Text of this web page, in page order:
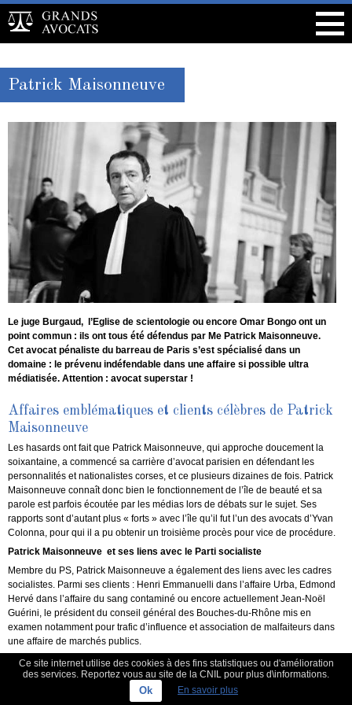
Ce site internet utilise des cookies à des fins statistiques ou d'amélioration
des services. Reportez vous au site de la CNIL pour plus d\informations.
Ok En savoir plus
Patrick Maisonneuve
Le juge Burgaud, l’Eglise de scientologie ou encore Omar Bongo ont un
point commun : ils ont tous été défendus par Me Patrick Maisonneuve.
Cet avocat pénaliste du barreau de Paris s’est spécialisé dans un
domaine : le prévenu indéfendable dans une affaire si possible ultra
médiatisée. Attention : avocat superstar !
Affaires emblématiques et clients célèbres de Patrick
Maisonneuve
Les hasards ont fait que Patrick Maisonneuve, qui approche doucement la
soixantaine, a commencé sa carrière d’avocat parisien en défendant les
personnalités et nationalistes corses, et ce plusieurs dizaines de fois. Patrick
Maisonneuve connaît donc bien le fonctionnement de l’île de beauté et sa
parole est parfois écoutée par les médias lors de débats sur le sujet. Ses
rapports sont d’autant plus « forts » avec l’île qu’il fut l’un des avocats d’Yvan
Colonna, pour qui il a pu obtenir un troisième procès pour vice de procédure.
Patrick Maisonneuve et ses liens avec le Parti socialiste
Membre du PS, Patrick Maisonneuve a également des liens avec les cadres
socialistes. Parmi ses clients : Henri Emmanuelli dans l’affaire Urba, Edmond
Hervé dans l’affaire du sang contaminé ou encore actuellement Jean-Noël
Guérini, le président du conseil général des Bouches-du-Rhône mis en
examen notamment pour trafic d’influence et association de malfaiteurs dans
une affaire de marchés publics.
Mais l’un des épisodes peut-être les plus douloureux de sa carrière fut le
suicide de Pierre Bérégovoy, qu’il défendit dans une affaire de prêt d’un
million de francs. « Je n’oublierai jamais (sa) descente aux enfers,
l’accablement d’un homme au point qu’il va vers la mort. On se dit : “Ai-je tout